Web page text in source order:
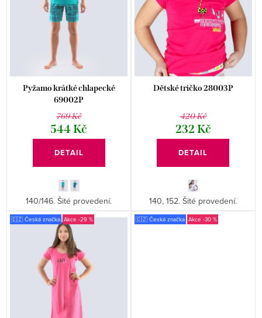
u
dPyžamo krátké chlapecké
69002P
769 Kč
544 Kč
DETAIL
140/146. Šité provedení.
Dětské tričko 28003P
420 Kč
232 Kč
DETAIL
140, 152. Šité provedení.
🇨🇿 Česká značka -29 % 🇨🇿 Česká značka -30 %